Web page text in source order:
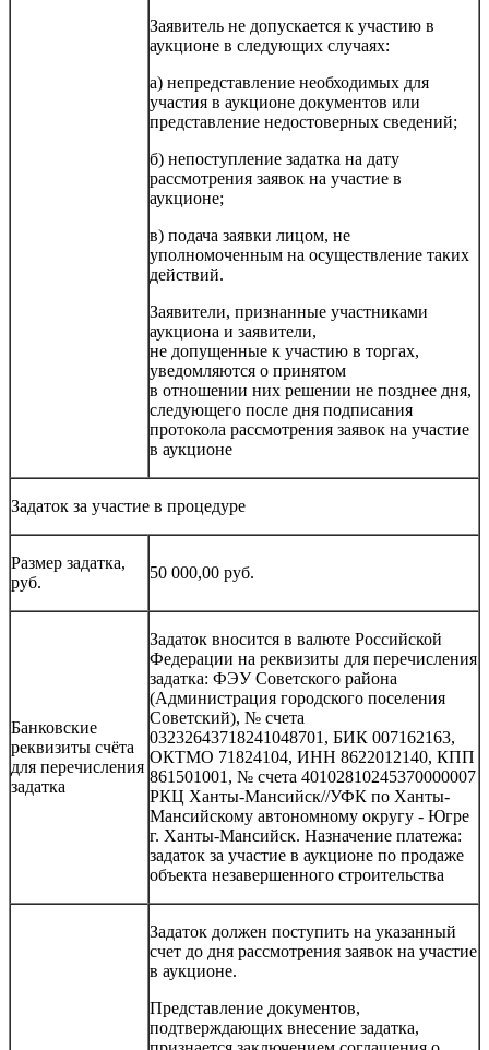
Заявитель не допускается к участию в
аукционе в следующих случаях:
а) непредставление необходимых для
участия в аукционе документов или
представление недостоверных сведений;
б) непоступление задатка на дату
рассмотрения заявок на участие в
аукционе;
в) подача заявки лицом, не
уполномоченным на осуществление таких
действий.
Заявители, признанные участниками
аукциона и заявители,
не допущенные к участию в торгах,
уведомляются о принятом
в отношении них решении не позднее дня,
следующего после дня подписания
протокола рассмотрения заявок на участие
в аукционе
Задаток за участие в процедуре
Размер задатка,
руб.
50 000,00 руб.
Банковские
реквизиты счёта
для перечисления
задатка
Задаток вносится в валюте Российской
Федерации на реквизиты для перечисления
задатка: ФЭУ Советского района
(Администрация городского поселения
Советский), № счета
03232643718241048701, БИК 007162163,
ОКТМО 71824104, ИНН 8622012140, КПП
861501001, № счета 40102810245370000007
РКЦ Ханты-Мансийск//УФК по Ханты-
Мансийскому автономному округу - Югре
г. Ханты-Мансийск. Назначение платежа:
задаток за участие в аукционе по продаже
объекта незавершенного строительства
Задаток должен поступить на указанный
счет до дня рассмотрения заявок на участие
в аукционе.
Представление документов,
подтверждающих внесение задатка,